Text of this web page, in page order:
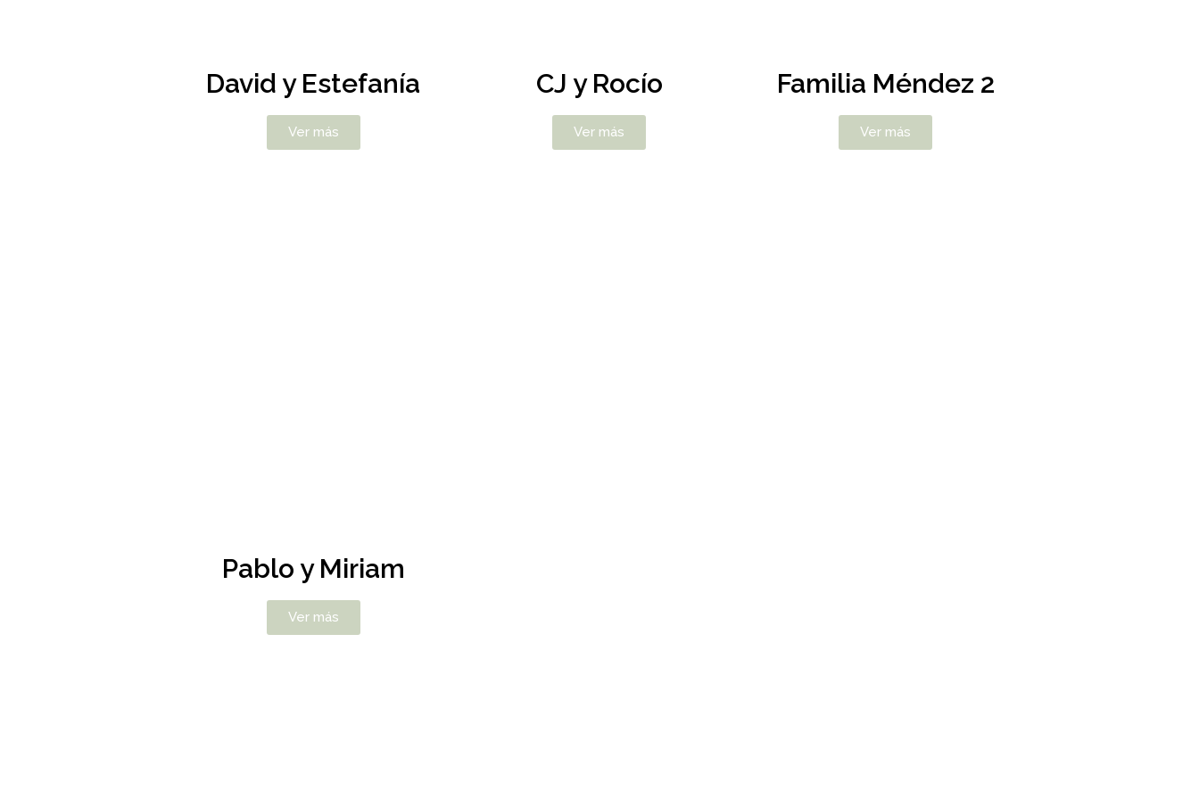
David y Estefanía
Ver más
CJ y Rocío
Ver más
Familia Méndez 2
Ver más
Pablo y Miriam
Ver más